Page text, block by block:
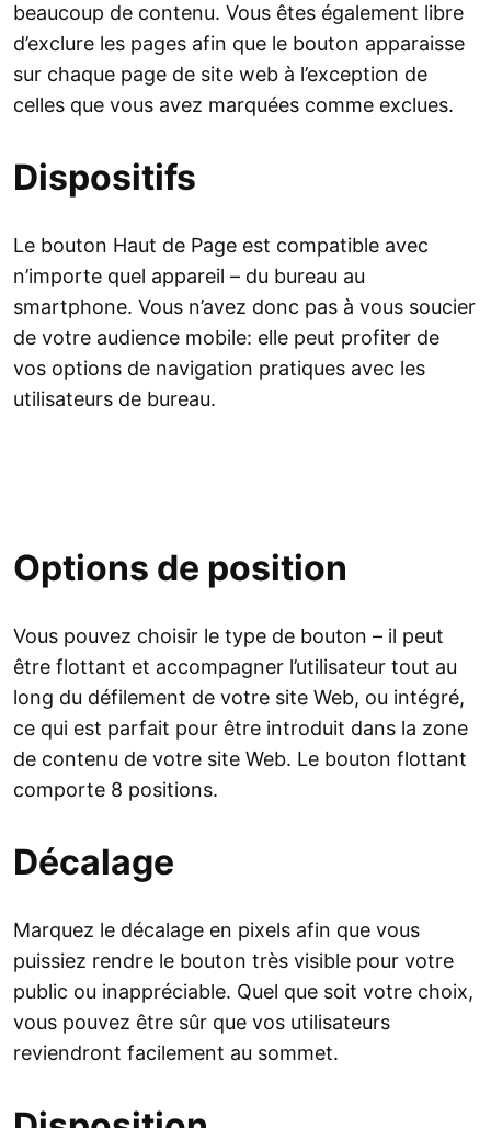
beaucoup de contenu. Vous êtes également libre
d’exclure les pages afin que le bouton apparaisse
sur chaque page de site web à l’exception de
celles que vous avez marquées comme exclues.
Dispositifs
Le bouton Haut de Page est compatible avec
n’importe quel appareil – du bureau au
smartphone. Vous n’avez donc pas à vous soucier
de votre audience mobile: elle peut profiter de
vos options de navigation pratiques avec les
utilisateurs de bureau.
Options de position
Vous pouvez choisir le type de bouton – il peut
être flottant et accompagner l’utilisateur tout au
long du défilement de votre site Web, ou intégré,
ce qui est parfait pour être introduit dans la zone
de contenu de votre site Web. Le bouton flottant
comporte 8 positions.
Décalage
Marquez le décalage en pixels afin que vous
puissiez rendre le bouton très visible pour votre
public ou inappréciable. Quel que soit votre choix,
vous pouvez être sûr que vos utilisateurs
reviendront facilement au sommet.